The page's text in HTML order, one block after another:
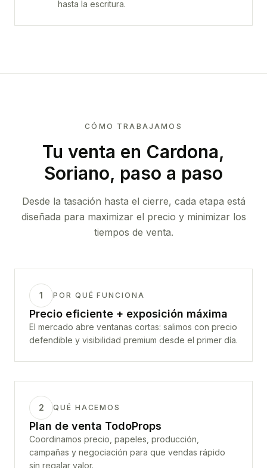
hasta la escritura.
CÓMO TRABAJAMOS
Tu venta en Cardona,
Soriano, paso a paso
Desde la tasación hasta el cierre, cada etapa está
diseñada para maximizar el precio y minimizar los
tiempos de venta.
1 POR QUÉ FUNCIONA
Precio eficiente + exposición máxima
El mercado abre ventanas cortas: salimos con precio
defendible y visibilidad premium desde el primer día.
2 QUÉ HACEMOS
Plan de venta TodoProps
Coordinamos precio, papeles, producción,
campañas y negociación para que vendas rápido
sin regalar valor.